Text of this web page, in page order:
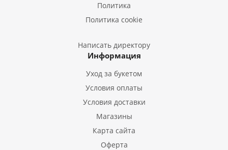
Букеты из Эустом
Букеты из Гладиолусов
Букеты из Тюльпанов
Политика
Политика cookie
Написать директору
Информация
Уход за букетом
Условия оплаты
Условия доставки
Магазины
Карта сайта
Оферта